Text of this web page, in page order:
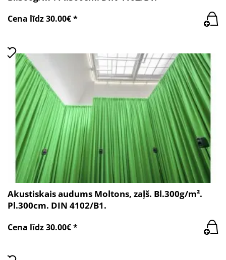
Cena līdz 30.00€ *
Akustiskais audums Moltons, zaļš. Bl.300g/m².
Pl.300cm. DIN 4102/B1.
Cena līdz 30.00€ *